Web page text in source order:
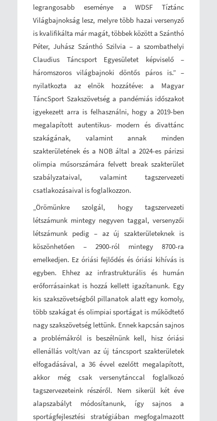
legrangosabb eseménye a WDSF Tíztánc
Világbajnokság lesz, melyre több hazai versenyző
is kvalifikálta már magát, többek között a Szánthó
Péter, Juhász Szánthó Szilvia – a szombathelyi
Claudius Táncsport Egyesületet képviselő –
háromszoros világbajnoki döntős páros is.” –
nyilatkozta az elnök hozzátéve: a Magyar
TáncSport Szakszövetség a pandémiás időszakot
igyekezett arra is felhasználni, hogy a 2019-ben
megalapított autentikus- modern és divattánc
szakágának, valamint annak minden
szakterületének és a NOB által a 2024-es párizsi
olimpia műsorszámára felvett break szakterület
szabályzataival, valamint tagszervezeti
csatlakozásaival is foglalkozzon.
„Örömünkre szolgál, hogy tagszervezeti
létszámunk mintegy negyven taggal, versenyzői
létszámunk pedig – az új szakterületeknek is
köszönhetően – 2900-ról mintegy 8700-ra
emelkedjen. Ez óriási fejlődés és óriási kihívás is
egyben. Ehhez az infrastrukturális és humán
erőforrásainkat is hozzá kellett igazítanunk. Egy
kis szakszövetségből pillanatok alatt egy komoly,
több szakágat és olimpiai sportágat is működtető
nagy szakszövetség lettünk. Ennek kapcsán sajnos
a problémákról is beszélnünk kell, hisz óriási
ellenállás volt/van az új táncsport szakterületek
elfogadásával, a 36 évvel ezelőtt megalapított,
akkor még csak versenytánccal foglalkozó
tagszervezeteink részéről. Nem sikerül két éve
alapszabályt módosítanunk, így sajnos a
sportágfejlesztési stratégiában megfogalmazott